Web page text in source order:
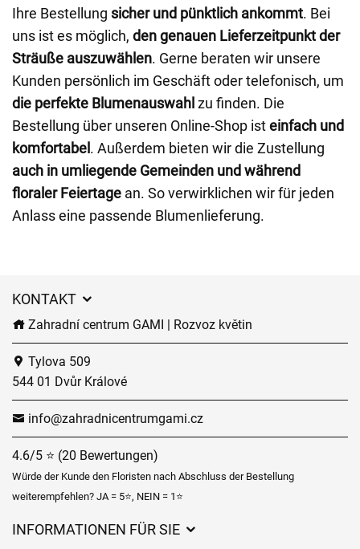
Ihre Bestellung sicher und pünktlich ankommt. Bei
uns ist es möglich, den genauen Lieferzeitpunkt der
Sträuße auszuwählen. Gerne beraten wir unsere
Kunden persönlich im Geschäft oder telefonisch, um
die perfekte Blumenauswahl zu finden. Die
Bestellung über unseren Online-Shop isteinfach und
komfortabel . Außerdem bieten wir die Zustellung
auch in umliegende Gemeinden und während
floraler Feiertage an. So verwirklichen wir für jeden
Anlass eine passende Blumenlieferung.
KONTAKT
Zahradní centrum GAMI | Rozvoz květin
Tylova 509
544 01 Dvůr Králové
info@zahradnicentrumgami.cz
4.6/5 ⭐ (20 Bewertungen)
Würde der Kunde den Floristen nach Abschluss der Bestellung
weiterempfehlen? JA = 5⭐, NEIN = 1⭐
INFORMATIONEN FÜR SIE